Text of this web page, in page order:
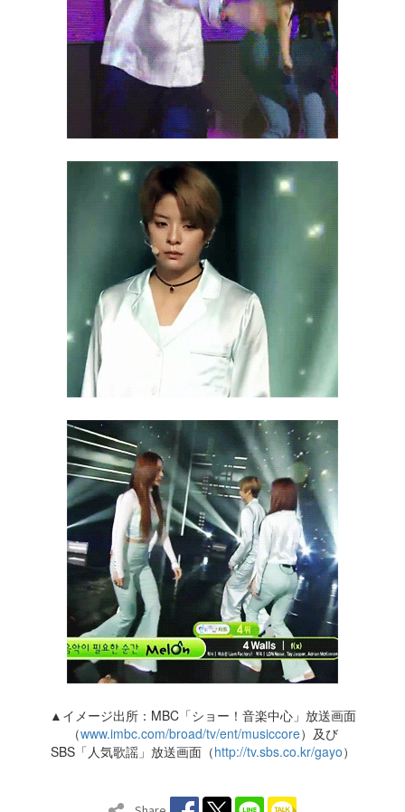
▲イメージ出所：MBC「ショー！音楽中心」放送画面
（www.imbc.com/broad/tv/ent/musiccore）及び
SBS「人気歌謡」放送画面（http://tv.sbs.co.kr/gayo）